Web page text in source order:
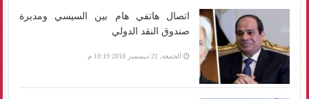
اتصال هاتفي هام بين السيسي ومديرة
صندوق النقد الدولي
الجمعة، 21 ديسمبر 2018 10:19 م